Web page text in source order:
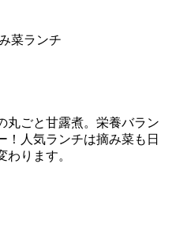
丸ごと甘露煮。栄養バラン
！人気ランチは摘み菜も日
ります。